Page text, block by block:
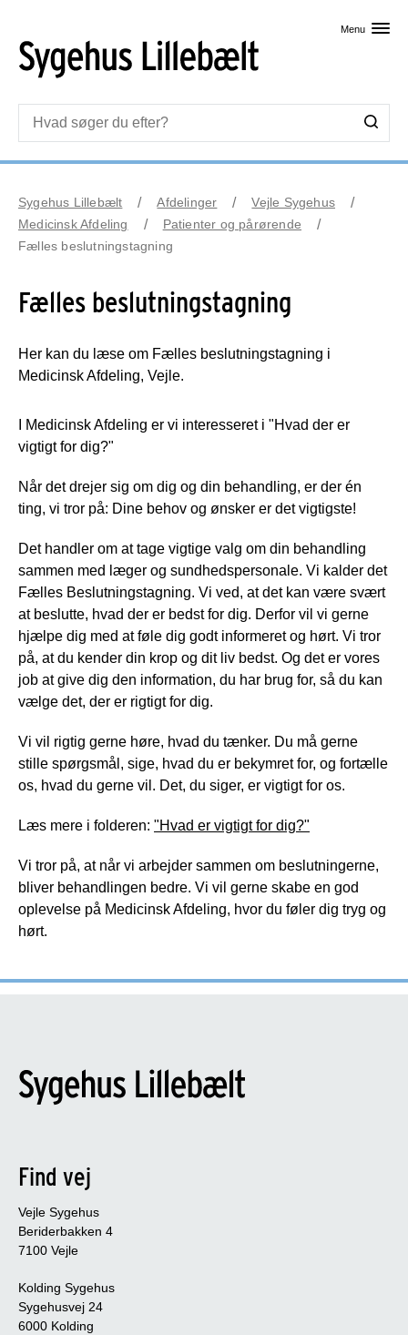
Menu
Sygehus Lillebælt Afdelinger
Vejle Sygehus
Medicinsk Afdeling
Patienter og pårørende
Fælles beslutningstagning
Fælles beslutningstagning
Her kan du læse om Fælles beslutningstagning i
Medicinsk Afdeling, Vejle.
I Medicinsk Afdeling er vi interesseret i "Hvad der er
vigtigt for dig?"
Når det drejer sig om dig og din behandling, er der én
ting, vi tror på: Dine behov og ønsker er det vigtigste!
Det handler om at tage vigtige valg om din behandling
sammen med læger og sundhedspersonale. Vi kalder det
Fælles Beslutningstagning. Vi ved, at det kan være svært
at beslutte, hvad der er bedst for dig. Derfor vil vi gerne
hjælpe dig med at føle dig godt informeret og hørt. Vi tror
på, at du kender din krop og dit liv bedst. Og det er vores
job at give dig den information, du har brug for, så du kan
vælge det, der er rigtigt for dig.
Vi vil rigtig gerne høre, hvad du tænker. Du må gerne
stille spørgsmål, sige, hvad du er bekymret for, og fortælle
os, hvad du gerne vil. Det, du siger, er vigtigt for os.
Læs mere i folderen: "Hvad er vigtigt for dig?"
Vi tror på, at når vi arbejder sammen om beslutningerne,
bliver behandlingen bedre. Vi vil gerne skabe en god
oplevelse på Medicinsk Afdeling, hvor du føler dig tryg og
hørt.
Find vej
Vejle Sygehus
Beriderbakken 4
7100 Vejle
Kolding Sygehus
Sygehusvej 24
6000 Kolding